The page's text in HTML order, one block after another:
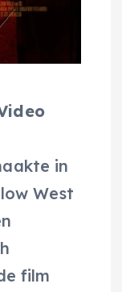
in
West
film